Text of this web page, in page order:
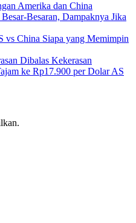
Amerika dan China
Besaran, Dampaknya Jika
vs China Siapa yang Memimpin
Dibalas Kekerasan
ke Rp17.900 per Dolar AS